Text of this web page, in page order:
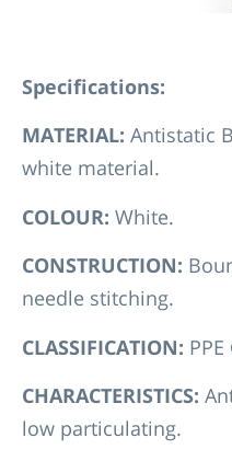
Specifications:
MATERIAL: Antistatic
white material.
COLOUR: White.
CONSTRUCTION:
needle stitching.
CLASSIFICATION:
CHARACTERISTICS:
low particulating.